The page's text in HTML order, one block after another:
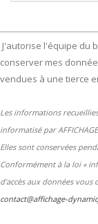
J'autorise l'équipe du
conserver mes
vendues à une tierce
Les informations
informatisé par
Elles sont conservées
Conformément à la loi «
d'accès aux données
contact@affichage-